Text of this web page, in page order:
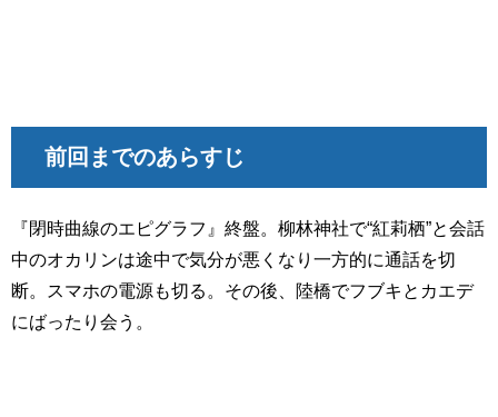
前回までのあらすじ
『閉時曲線のエピグラフ』終盤。柳林神社で“紅莉栖”と会話
中のオカリンは途中で気分が悪くなり一方的に通話を切
断。スマホの電源も切る。その後、陸橋でフブキとカエデ
にばったり会う。